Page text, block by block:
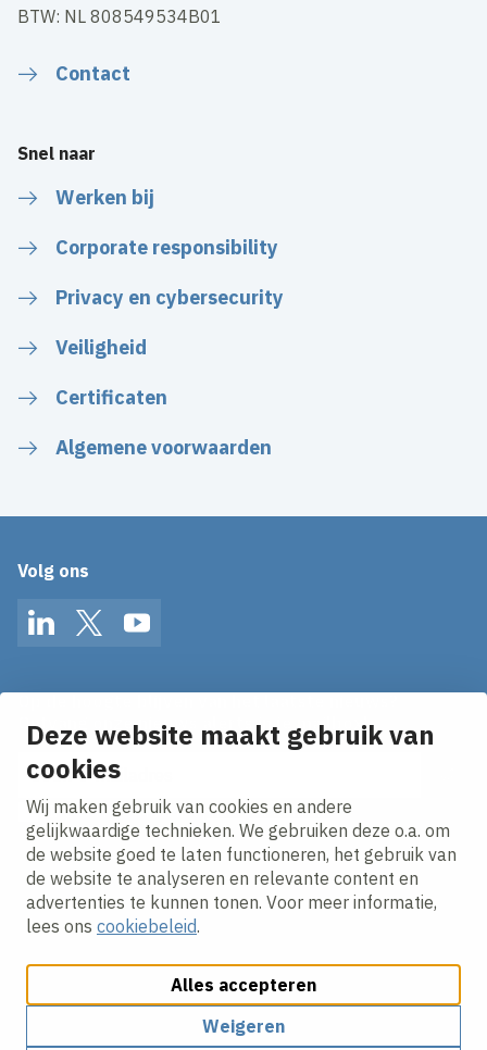
Deze website maakt gebruik van
cookies
Wij maken gebruik van cookies en andere
gelijkwaardige technieken. We gebruiken deze o.a. om
de website goed te laten functioneren, het gebruik van
de website te analyseren en relevante content en
advertenties te kunnen tonen. Voor meer informatie,
lees ons cookiebeleid.
Alles accepteren
Weigeren
BTW: NL 808549534B01
Contact
Snel naar
Werken bij
Corporate responsibility
Privacy en cybersecurity
Veiligheid
Certificaten
Algemene voorwaarden
Volg ons
LinkedInTwitterYouTube
Ontvang onze nieuws alerts in je mailbox!
E-mailadres
Ik ga akkoord met hetprivacy statement.
Cookies aanpassenCookie beleidPrivacy policy